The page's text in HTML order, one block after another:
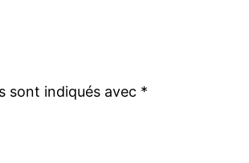
sont indiqués avec *